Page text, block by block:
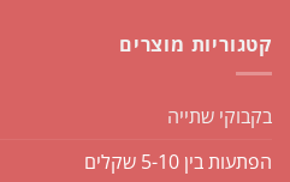
קטגוריות מוצרים
בקבוקי שתייה
הפתעות בין 5-10 שקלים